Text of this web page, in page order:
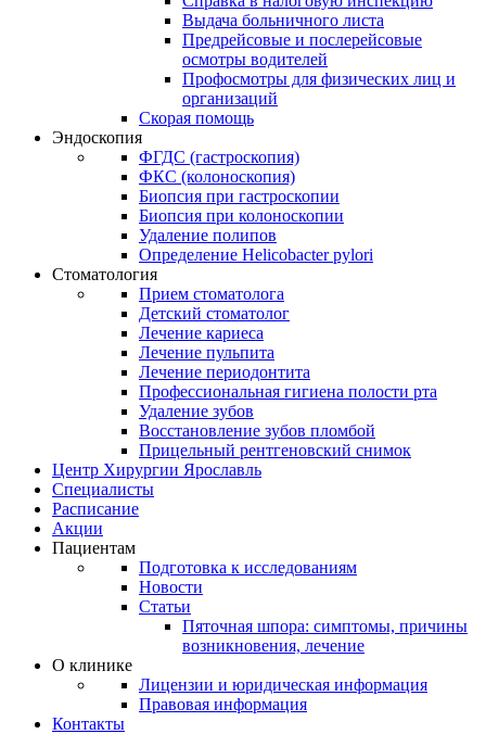
Выдача больничного листа
Предрейсовые и послерейсовые
осмотры водителей
Профосмотры для физических лиц и
организаций
Скорая помощь
Эндоскопия
ФГДС (гастроскопия)
ФКС (колоноскопия)
Биопсия при гастроскопии
Биопсия при колоноскопии
Удаление полипов
Определение Helicobacter pylori
Стоматология
Прием стоматолога
Детский стоматолог
Лечение кариеса
Лечение пульпита
Лечение периодонтита
Профессиональная гигиена полости рта
Удаление зубов
Восстановление зубов пломбой
Прицельный рентгеновский снимок
Центр Хирургии Ярославль
Специалисты
Расписание
Акции
Пациентам
Подготовка к исследованиям
Новости
Статьи
Пяточная шпора: симптомы, причины
возникновения, лечение
О клинике
Лицензии и юридическая информация
Правовая информация
Контакты